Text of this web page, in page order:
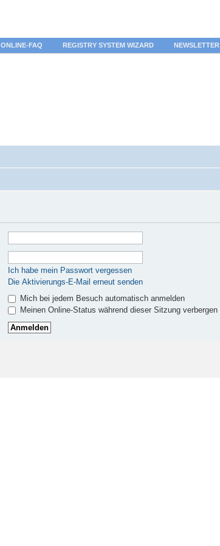
ONLINE-FAQ REGISTRY SYSTEM WIZARD NEWSLETTER
Ich habe mein Passwort vergessen
Die Aktivierungs-E-Mail erneut senden
Mich bei jedem Besuch automatisch anmelden
Meinen Online-Status während dieser Sitzung verbergen